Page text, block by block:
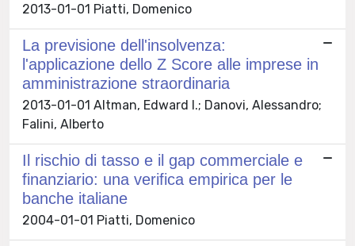
2013-01-01 Piatti, Domenico
La previsione dell'insolvenza:
l'applicazione dello Z Score alle imprese in
amministrazione straordinaria
2013-01-01 Altman, Edward I.; Danovi, Alessandro;
Falini, Alberto
Il rischio di tasso e il gap commerciale e
finanziario: una verifica empirica per le
banche italiane
2004-01-01 Piatti, Domenico